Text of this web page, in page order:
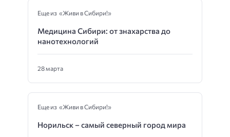
Еще из «Живи в Сибири!»
Медицина Сибири: от знахарства до
нанотехнологий
28 марта
Еще из «Живи в Сибири!»
Норильск – самый северный город мира